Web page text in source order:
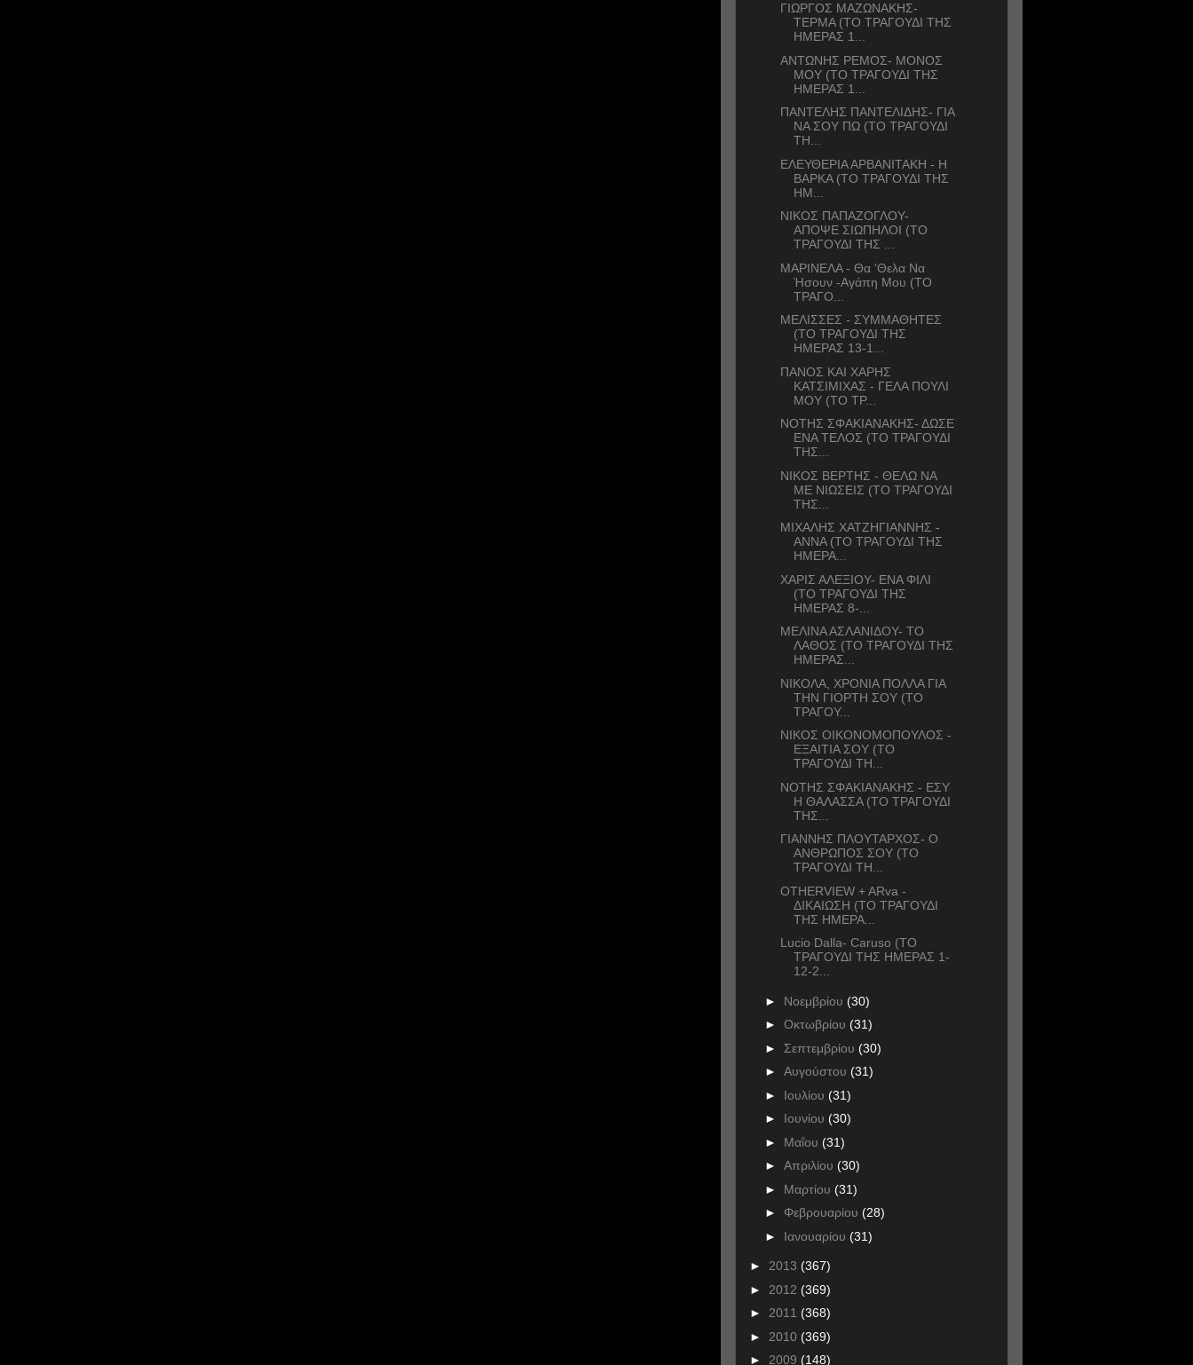
ΓΙΩΡΓΟΣ ΜΑΖΩΝΑΚΗΣ-
ΤΕΡΜΑ (ΤΟ ΤΡΑΓΟΥΔΙ ΤΗΣ
ΗΜΕΡΑΣ 1...
ΑΝΤΩΝΗΣ ΡΕΜΟΣ- ΜΟΝΟΣ
ΜΟΥ (ΤΟ ΤΡΑΓΟΥΔΙ ΤΗΣ
ΗΜΕΡΑΣ 1...
ΠΑΝΤΕΛΗΣ ΠΑΝΤΕΛΙΔΗΣ- ΓΙΑ
ΝΑ ΣΟΥ ΠΩ (ΤΟ ΤΡΑΓΟΥΔΙ
ΤΗ...
ΕΛΕΥΘΕΡΙΑ ΑΡΒΑΝΙΤΑΚΗ - Η
ΒΑΡΚΑ (ΤΟ ΤΡΑΓΟΥΔΙ ΤΗΣ
ΗΜ...
ΝΙΚΟΣ ΠΑΠΑΖΟΓΛΟΥ-
ΑΠΟΨΕ ΣΙΩΠΗΛΟΙ (ΤΟ
ΤΡΑΓΟΥΔΙ ΤΗΣ ...
ΜΑΡΙΝΕΛΑ - Θα 'Θελα Να
Ήσουν -Αγάπη Μου (ΤΟ
ΤΡΑΓΟ...
ΜΕΛΙΣΣΕΣ - ΣΥΜΜΑΘΗΤΕΣ
(ΤΟ ΤΡΑΓΟΥΔΙ ΤΗΣ
ΗΜΕΡΑΣ 13-1...
ΠΑΝΟΣ ΚΑΙ ΧΑΡΗΣ
ΚΑΤΣΙΜΙΧΑΣ - ΓΕΛΑ ΠΟΥΛΙ
ΜΟΥ (ΤΟ ΤΡ...
ΝΟΤΗΣ ΣΦΑΚΙΑΝΑΚΗΣ- ΔΩΣΕ
ΕΝΑ ΤΕΛΟΣ (ΤΟ ΤΡΑΓΟΥΔΙ
ΤΗΣ...
ΝΙΚΟΣ ΒΕΡΤΗΣ - ΘΕΛΩ ΝΑ
ΜΕ ΝΙΩΣΕΙΣ (ΤΟ ΤΡΑΓΟΥΔΙ
ΤΗΣ...
ΜΙΧΑΛΗΣ ΧΑΤΖΗΓΙΑΝΝΗΣ -
ΑΝΝΑ (ΤΟ ΤΡΑΓΟΥΔΙ ΤΗΣ
ΗΜΕΡΑ...
ΧΑΡΙΣ ΑΛΕΞΙΟΥ- ΕΝΑ ΦΙΛΙ
(ΤΟ ΤΡΑΓΟΥΔΙ ΤΗΣ
ΗΜΕΡΑΣ 8-...
ΜΕΛΙΝΑ ΑΣΛΑΝΙΔΟΥ- ΤΟ
ΛΑΘΟΣ (ΤΟ ΤΡΑΓΟΥΔΙ ΤΗΣ
ΗΜΕΡΑΣ...
ΝΙΚΟΛΑ, ΧΡΟΝΙΑ ΠΟΛΛΑ ΓΙΑ
ΤΗΝ ΓΙΟΡΤΗ ΣΟΥ (ΤΟ
ΤΡΑΓΟΥ...
ΝΙΚΟΣ ΟΙΚΟΝΟΜΟΠΟΥΛΟΣ -
ΕΞΑΙΤΙΑ ΣΟΥ (ΤΟ
ΤΡΑΓΟΥΔΙ ΤΗ...
ΝΟΤΗΣ ΣΦΑΚΙΑΝΑΚΗΣ - ΕΣΥ
Η ΘΑΛΑΣΣΑ (ΤΟ ΤΡΑΓΟΥΔΙ
ΤΗΣ...
ΓΙΑΝΝΗΣ ΠΛΟΥΤΑΡΧΟΣ- Ο
ΑΝΘΡΩΠΟΣ ΣΟΥ (ΤΟ
ΤΡΑΓΟΥΔΙ ΤΗ...
OTHERVIEW + ARva -
ΔΙΚΑΙΩΣΗ (ΤΟ ΤΡΑΓΟΥΔΙ
ΤΗΣ ΗΜΕΡΑ...
Lucio Dalla- Caruso (ΤΟ
ΤΡΑΓΟΥΔΙ ΤΗΣ ΗΜΕΡΑΣ 1-
12-2...
► Νοεμβρίου (30)
► Οκτωβρίου (31)
► Σεπτεμβρίου (30)
► Αυγούστου (31)
► Ιουλίου (31)
► Ιουνίου (30)
► Μαΐου (31)
► Απριλίου (30)
► Μαρτίου (31)
► Φεβρουαρίου (28)
► Ιανουαρίου (31)
► 2013 (367)
► 2012 (369)
► 2011 (368)
► 2010 (369)
► 2009 (148)